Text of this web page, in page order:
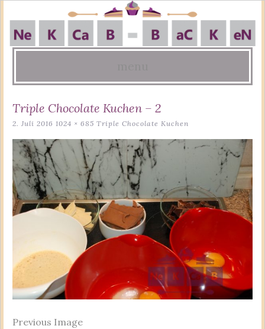
to
Triple Chocolate Kuchen – 2
2. Juli 2016 1024 × 685 Triple Chocolate Kuchen
Previous Image